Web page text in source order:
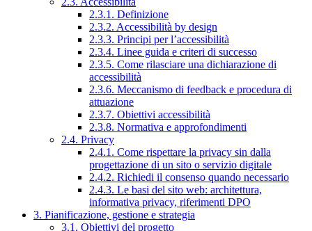
2.3.1. Definizione
2.3.2. Accessibilità by design
2.3.3. Principi per l’accessibilità
2.3.4. Linee guida e criteri di successo
2.3.5. Come rilasciare una dichiarazione di
accessibilità
2.3.6. Meccanismo di feedback e procedura di
attuazione
2.3.7. Obiettivi accessibilità
2.3.8. Normativa e approfondimenti
2.4. Privacy
2.4.1. Come rispettare la privacy sin dalla
progettazione di un sito o servizio digitale
2.4.2. Richiedi il consenso quando necessario
2.4.3. Le basi del sito web: architettura,
informativa privacy, riferimenti DPO
3. Pianificazione, gestione e strategia
3.1. Obiettivi del progetto